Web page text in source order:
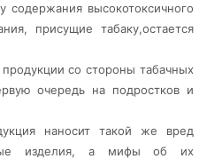
содержания высокотоксичного
присущие табаку,остается
со стороны табачных
очередь на подростков и
наносит такой же вред
изделия, а мифы об их